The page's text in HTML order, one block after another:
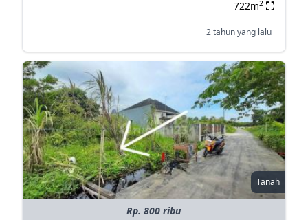
722m2
2 tahun yang lalu
Tanah
Rp. 800 ribu